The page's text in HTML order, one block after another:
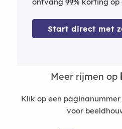
Start direct met
Meer rijmen op
Klik op een
voor